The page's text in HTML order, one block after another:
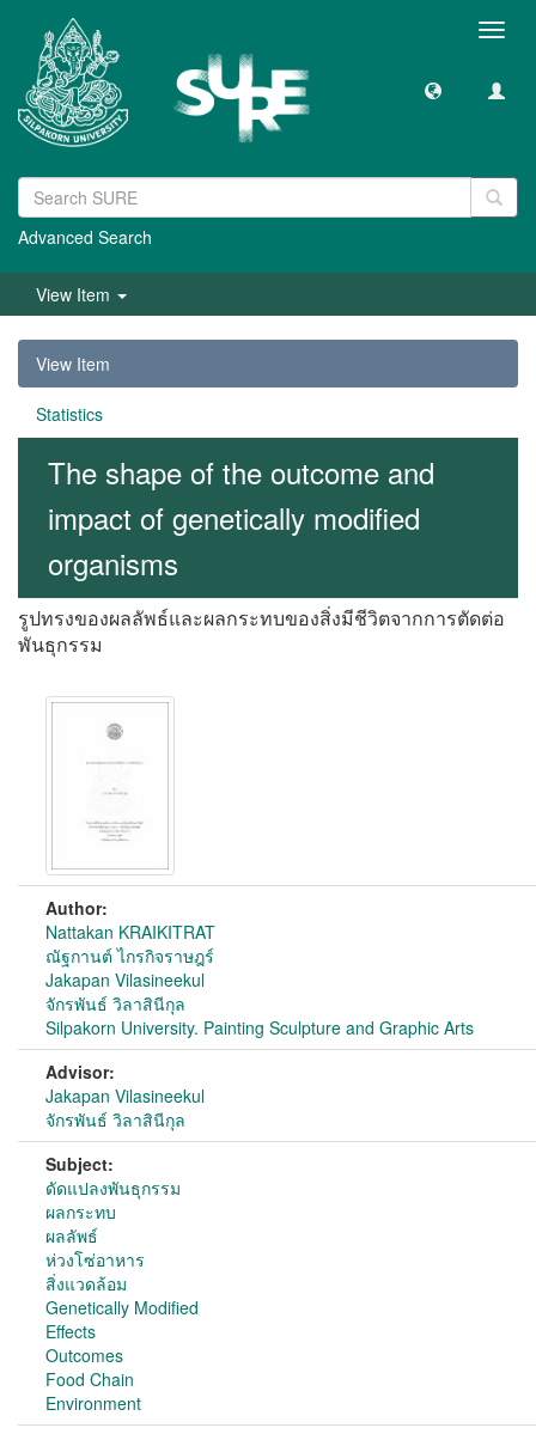
Advanced Search
View Item
View Item
Statistics
The shape of the outcome and
impact of genetically modified
organisms
รูปทรงของผลลัพธ์และผลกระทบของสิ่งมีชีวิตจากการตัดต่อ
พันธุกรรม
Author:
Nattakan KRAIKITRAT
ณัฐกานต์ ไกรกิจราษฎร์
Jakapan Vilasineekul
จักรพันธ์ วิลาสินีกุล
Silpakorn University. Painting Sculpture and Graphic Arts
Advisor:
Jakapan Vilasineekul
จักรพันธ์ วิลาสินีกุล
Subject:
ดัดแปลงพันธุกรรม
ผลกระทบ
ผลลัพธ์
ห่วงโซ่อาหาร
สิ่งแวดล้อม
Genetically Modified
Effects
Outcomes
Food Chain
Environment